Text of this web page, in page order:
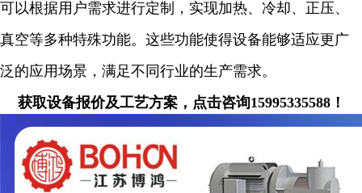
可以根据用户需求进行定制，实现加热、冷却、正压、
真空等多种特殊功能。这些功能使得设备能够适应更广
泛的应用场景，满足不同行业的生产需求。
获取设备报价及工艺方案，点击咨询15995335588！